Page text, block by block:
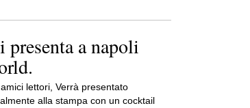
a napoli
lettori, Verrà presentato
alla stampa con un cocktail